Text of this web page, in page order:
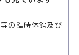
等の臨時休館及び